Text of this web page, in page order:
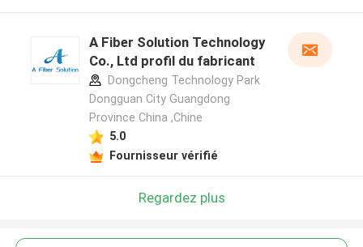
A Fiber Solution Technology
Co., Ltd profil du fabricant
Dongcheng Technology Park
Dongguan City Guangdong
Province China ,Chine
5.0
Fournisseur vérifié
Regardez plus